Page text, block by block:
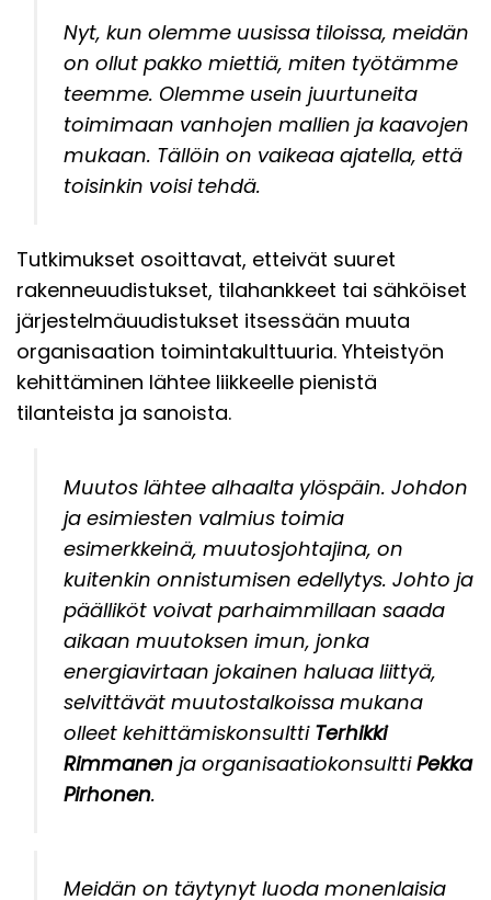
Nyt, kun olemme uusissa tiloissa, meidän
on ollut pakko miettiä, miten työtämme
teemme. Olemme usein juurtuneita
toimimaan vanhojen mallien ja kaavojen
mukaan. Tällöin on vaikeaa ajatella, että
toisinkin voisi tehdä.
Tutkimukset osoittavat, etteivät suuret
rakenneuudistukset, tilahankkeet tai sähköiset
järjestelmäuudistukset itsessään muuta
organisaation toimintakulttuuria. Yhteistyön
kehittäminen lähtee liikkeelle pienistä
tilanteista ja sanoista.
Muutos lähtee alhaalta ylöspäin. Johdon
ja esimiesten valmius toimia
esimerkkeinä, muutosjohtajina, on
kuitenkin onnistumisen edellytys. Johto ja
päälliköt voivat parhaimmillaan saada
aikaan muutoksen imun, jonka
energiavirtaan jokainen haluaa liittyä,
selvittävät muutostalkoissa mukana
olleet kehittämiskonsultti Terhikki
Rimmanen ja organisaatiokonsulttiPekka
Pirhonen.
Meidän on täytynyt luoda monenlaisia